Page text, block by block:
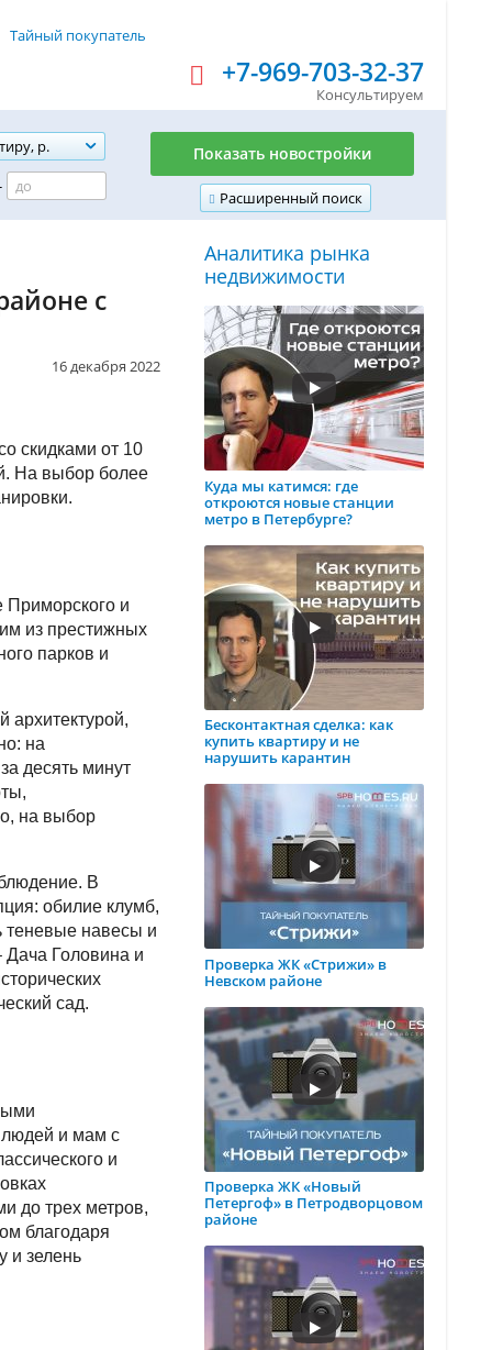
Тайный покупатель
+7-969-703-32-37
Консультируем
р.
Расширенный поиск
Показать новостройки
с
16 декабря 2022
скидками от 10
На выбор более
и
из престижных
парков и
архитектурой,
на
десять минут
на выбор
В
обилие клумб,
теневые навесы и
Головина и
сад.
людей и мам с
и
до трех метров,
благодаря
и зелень
Аналитика рынка
недвижимости
Куда мы катимся: где
откроются новые станции
метро в Петербурге?
Бесконтактная сделка: как
купить квартиру и не
нарушить карантин
Проверка ЖК «Стрижи» в
Невском районе
Проверка ЖК «Новый
Петергоф» в Петродворцовом
районе